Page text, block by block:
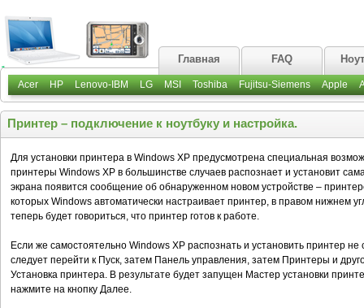
Главная FAQ
Acer HP Lenovo-IBM LG MSI Toshiba Fujitsu-Siemens Apple
Принтер – подключение к ноутбуку и настройка.
Для установки принтера в Windows XP предусмотрена специальная
принтеры Windows XP в большинстве случаев распознает и установит
экрана появится сообщение об обнаруженном новом устройстве –
которых Windows автоматически настраивает принтер, в правом нижнем
теперь будет говориться, что принтер готов к работе.
Если же самостоятельно Windows XP распознать и установить принтер
следует перейти к Пуск, затем Панель управления, затем Принтеры и
Установка принтера. В результате будет запущен Мастер установки
нажмите на кнопку Далее.